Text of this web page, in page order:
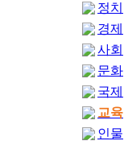
정치
경제
사회
문화
국제
교육
인물